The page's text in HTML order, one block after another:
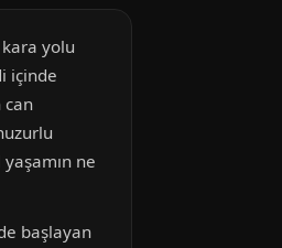
yolu
içinde
can
ne
başlayan